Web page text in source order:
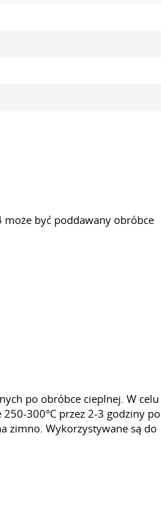
może być poddawany obróbce
po obróbce cieplnej. W celu
300°С przez 2-3 godziny po
zimno. Wykorzystywane są do